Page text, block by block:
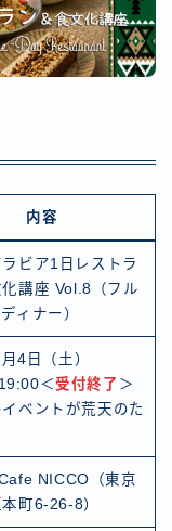
内容
ビア1日レストラ
化講座 Vol.8（フル
ィナー）
4日（土）
＜受付終了 ＞
ベントが荒天のた
NICCO（東京
町6-26-8）